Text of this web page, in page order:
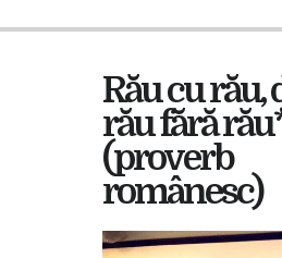
Rău cu rău,
rău fără
(proverb
românesc)